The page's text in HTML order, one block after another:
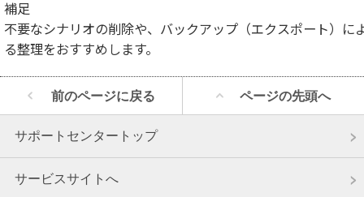
補足
不要なシナリオの削除や、バックアップ（エクスポート）に
る整理をおすすめします。
前のページに戻る ページの先頭へ
サポートセンタートップ
サービスサイトへ